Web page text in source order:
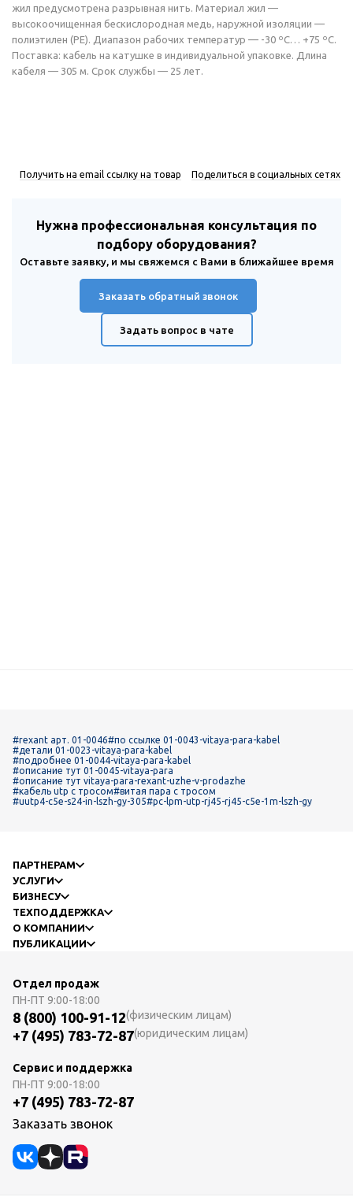
жил предусмотрена разрывная нить. Материал жил —
высокоочищенная бескислородная медь, наружной изоляции —
полиэтилен (PE). Диапазон рабочих температур — -30 ºС… +75 ºС.
Поставка: кабель на катушке в индивидуальной упаковке. Длина
кабеля — 305 м. Срок службы — 25 лет.
Получить на email ссылку на товар Поделиться в социальных сетях
Нужна профессиональная консультация по
подбору оборудования?
Оставьте заявку, и мы свяжемся с Вами в ближайшее время
Заказать обратный звонок
Задать вопрос в чате
#rexant арт. 01-0046#по ссылке 01-0043-vitaya-para-kabel
#детали 01-0023-vitaya-para-kabel
#подробнее 01-0044-vitaya-para-kabel
#описание тут 01-0045-vitaya-para
#описание тут vitaya-para-rexant-uzhe-v-prodazhe
#кабель utp с тросом#витая пара с тросом
#uutp4-c5e-s24-in-lszh-gy-305#pc-lpm-utp-rj45-rj45-c5e-1m-lszh-gy
ПАРТНЕРАМ
УСЛУГИ
БИЗНЕСУ
ТЕХПОДДЕРЖКА
О КОМПАНИИ
ПУБЛИКАЦИИ
Отдел продаж
ПН-ПТ 9:00-18:00
8 (800) 100-91-12(физическим лицам)
+7 (495) 783-72-87(юридическим лицам)
Сервис и поддержка
ПН-ПТ 9:00-18:00
+7 (495) 783-72-87
Заказать звонок